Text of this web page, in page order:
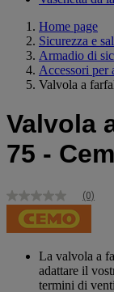
Home page
Sicurezza e
Armadio di
Accessori per
Valvola a
Valvola
75 -
Nessuna
valutazione
Stesso
pagina.
(0)
La valvola a
adattare il
termini di